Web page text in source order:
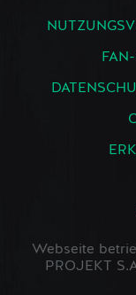
Webseite
PROJEKT